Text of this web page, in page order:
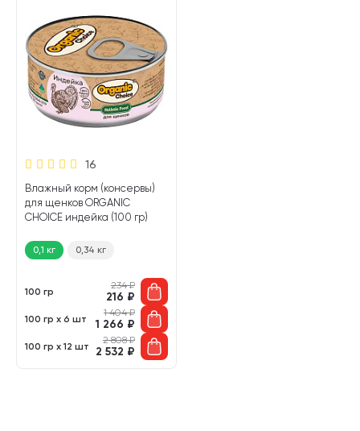
16
Влажный корм (консервы)
для щенков ORGANIC
CHOICE индейка (100 гр)
0,1 кг 0,34 кг
100 гр
234₽
216 ₽
100 гр х 6 шт
1 404₽
1 266 ₽
100 гр х 12 шт
2 808₽
2 532 ₽